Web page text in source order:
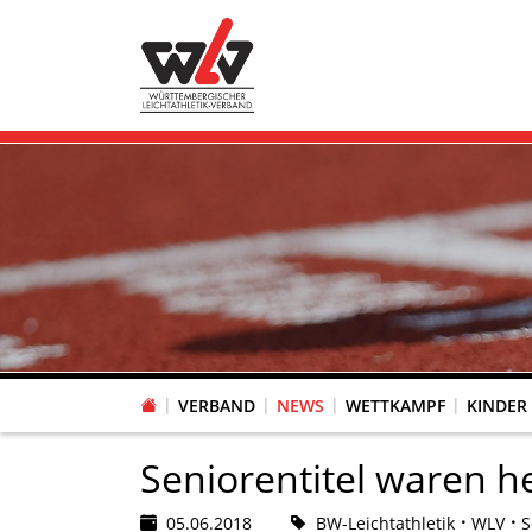
VERBAND NEWS WETTKAMPF
Seniorentitel waren
05.06.2018 BW-Leichtathletik WLV